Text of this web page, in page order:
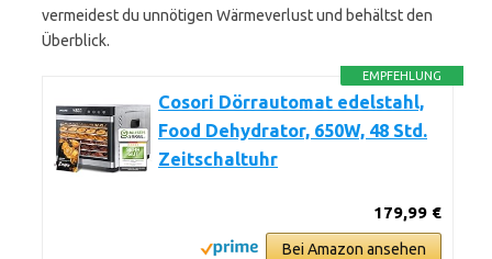
vermeidest du unnötigen Wärmeverlust und behältst den
Überblick.
EMPFEHLUNG
Cosori Dörrautomat edelstahl,
Food Dehydrator, 650W, 48 Std.
Zeitschaltuhr
179,99 €
Bei Amazon ansehen